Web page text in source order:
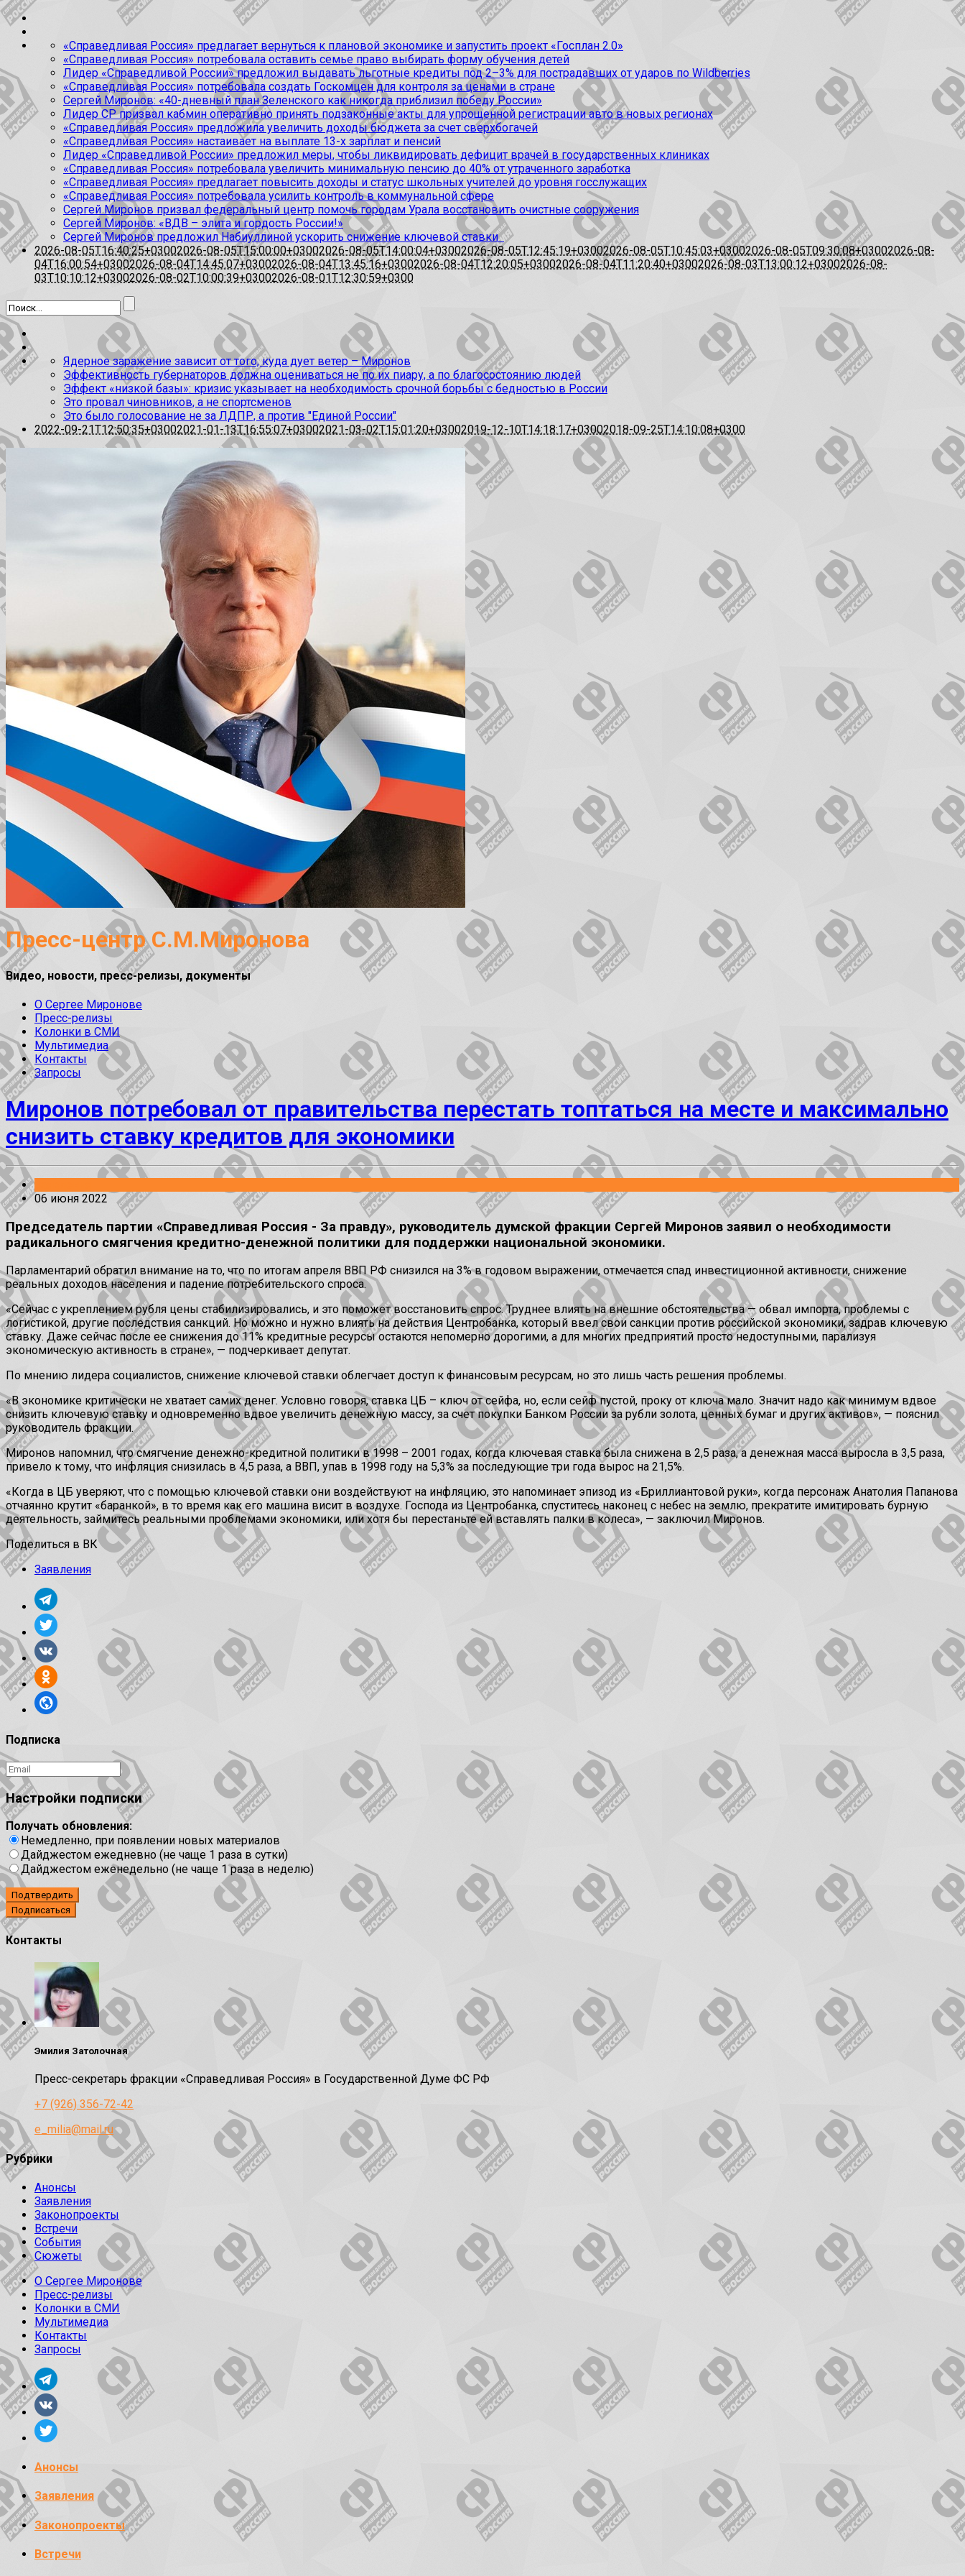
«Справедливая Россия» предлагает вернуться к плановой экономике и запустить проект «Госплан 2.0»
«Справедливая Россия» потребовала оставить семье право выбирать форму обучения детей
Лидер «Справедливой России» предложил выдавать льготные кредиты под 2–3% для пострадавших от ударов по Wildberries
«Справедливая Россия» потребовала создать Госкомцен для контроля за ценами в стране
Сергей Миронов: «40-дневный план Зеленского как никогда приблизил победу России»
Лидер СР призвал кабмин оперативно принять подзаконные акты для упрощенной регистрации авто в новых регионах
«Справедливая Россия» предложила увеличить доходы бюджета за счет сверхбогачей
«Справедливая Россия» настаивает на выплате 13-х зарплат и пенсий
Лидер «Справедливой России» предложил меры, чтобы ликвидировать дефицит врачей в государственных клиниках
«Справедливая Россия» потребовала увеличить минимальную пенсию до 40% от утраченного заработка
«Справедливая Россия» предлагает повысить доходы и статус школьных учителей до уровня госслужащих
«Справедливая Россия» потребовала усилить контроль в коммунальной сфере
Сергей Миронов призвал федеральный центр помочь городам Урала восстановить очистные сооружения
Сергей Миронов: «ВДВ – элита и гордость России!»
Сергей Миронов предложил Набиуллиной ускорить снижение ключевой ставки
2026-08-05T16:40:25+03002026-08-05T15:00:00+03002026-08-05T14:00:04+03002026-08-05T12:45:19+03002026-08-05T10:45:03+03002026-08-05T09:30:08+03002026-08-
04T16:00:54+03002026-08-04T14:45:07+03002026-08-04T13:45:16+03002026-08-04T12:20:05+03002026-08-04T11:20:40+03002026-08-03T13:00:12+03002026-08-
03T10:10:12+03002026-08-02T10:00:39+03002026-08-01T12:30:59+0300
Ядерное заражение зависит от того, куда дует ветер – Миронов
Эффективность губернаторов должна оцениваться не по их пиару, а по благосостоянию людей
Эффект «низкой базы»: кризис указывает на необходимость срочной борьбы с бедностью в России
Это провал чиновников, а не спортсменов
Это было голосование не за ЛДПР, а против "Единой России"
2022-09-21T12:50:35+03002021-01-13T16:55:07+03002021-03-02T15:01:20+03002019-12-10T14:18:17+03002018-09-25T14:10:08+0300
Пресс-центр С.М.Миронова
Видео, новости, пресс-релизы, документы
О Сергее Миронове
Пресс-релизы
Колонки в СМИ
Мультимедиа
Контакты
Запросы
Миронов потребовал от правительства перестать топтаться на месте и максимально
снизить ставку кредитов для экономики
06 июня 2022
Председатель партии «Справедливая Россия - За правду», руководитель думской фракции Сергей Миронов заявил о необходимости
радикального смягчения кредитно-денежной политики для поддержки национальной экономики.
Парламентарий обратил внимание на то, что по итогам апреля ВВП РФ снизился на 3% в годовом выражении, отмечается спад инвестиционной активности, снижение
реальных доходов населения и падение потребительского спроса.
«Сейчас с укреплением рубля цены стабилизировались, и это поможет восстановить спрос. Труднее влиять на внешние обстоятельства — обвал импорта, проблемы с
логистикой, другие последствия санкций. Но можно и нужно влиять на действия Центробанка, который ввел свои санкции против российской экономики, задрав ключевую
ставку. Даже сейчас после ее снижения до 11% кредитные ресурсы остаются непомерно дорогими, а для многих предприятий просто недоступными, парализуя
экономическую активность в стране», — подчеркивает депутат.
По мнению лидера социалистов, снижение ключевой ставки облегчает доступ к финансовым ресурсам, но это лишь часть решения проблемы.
«В экономике критически не хватает самих денег. Условно говоря, ставка ЦБ – ключ от сейфа, но, если сейф пустой, проку от ключа мало. Значит надо как минимум вдвое
снизить ключевую ставку и одновременно вдвое увеличить денежную массу, за счет покупки Банком России за рубли золота, ценных бумаг и других активов», — пояснил
руководитель фракции.
Миронов напомнил, что смягчение денежно-кредитной политики в 1998 – 2001 годах, когда ключевая ставка была снижена в 2,5 раза, а денежная масса выросла в 3,5 раза,
привело к тому, что инфляция снизилась в 4,5 раза, а ВВП, упав в 1998 году на 5,3% за последующие три года вырос на 21,5%.
«Когда в ЦБ уверяют, что с помощью ключевой ставки они воздействуют на инфляцию, это напоминает эпизод из «Бриллиантовой руки», когда персонаж Анатолия Папанова
отчаянно крутит «баранкой», в то время как его машина висит в воздухе. Господа из Центробанка, спуститесь наконец с небес на землю, прекратите имитировать бурную
деятельность, займитесь реальными проблемами экономики, или хотя бы перестаньте ей вставлять палки в колеса», — заключил Миронов.
Поделиться в ВК
Заявления
Подписка
Настройки подписки
Получать обновления:
Немедленно, при появлении новых материалов
Дайджестом ежедневно (не чаще 1 раза в сутки)
Дайджестом еженедельно (не чаще 1 раза в неделю)
Подтвердить
Контакты
Эмилия Затолочная
Пресс-секретарь фракции «Справедливая Россия» в Государственной Думе ФС РФ
+7 (926) 356-72-42
e_milia@mail.ru
Рубрики
Анонсы
Заявления
Законопроекты
Встречи
События
Сюжеты
О Сергее Миронове
Пресс-релизы
Колонки в СМИ
Мультимедиа
Контакты
Запросы
Анонсы
Заявления
Законопроекты
Встречи